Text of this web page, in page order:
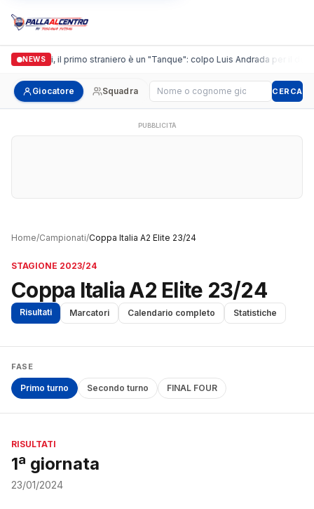
NEWS
Casalguidi, il primo straniero è un "Tanque": colpo Luis Andrada per il
Giocatore Squadra Cerca giocatore CERCA
PUBBLICITÀ
Home/Campionati/Coppa Italia A2 Elite 23/24
STAGIONE 2023/24
Coppa Italia A2 Elite 23/24
Risultati Marcatori Calendario completo Statistiche
FASE
Primo turno Secondo turno FINAL FOUR
RISULTATI
1ª giornata
23/01/2024